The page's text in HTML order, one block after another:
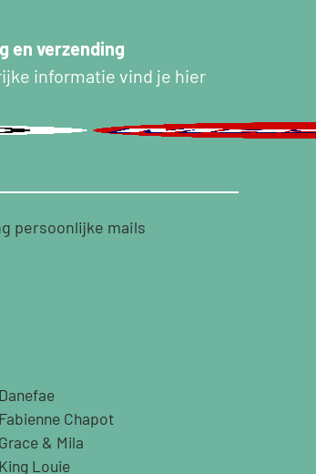
en verzending
informatie vind je hier
persoonlijke mails
Danefae
Fabienne Chapot
Grace & Mila
King Louie